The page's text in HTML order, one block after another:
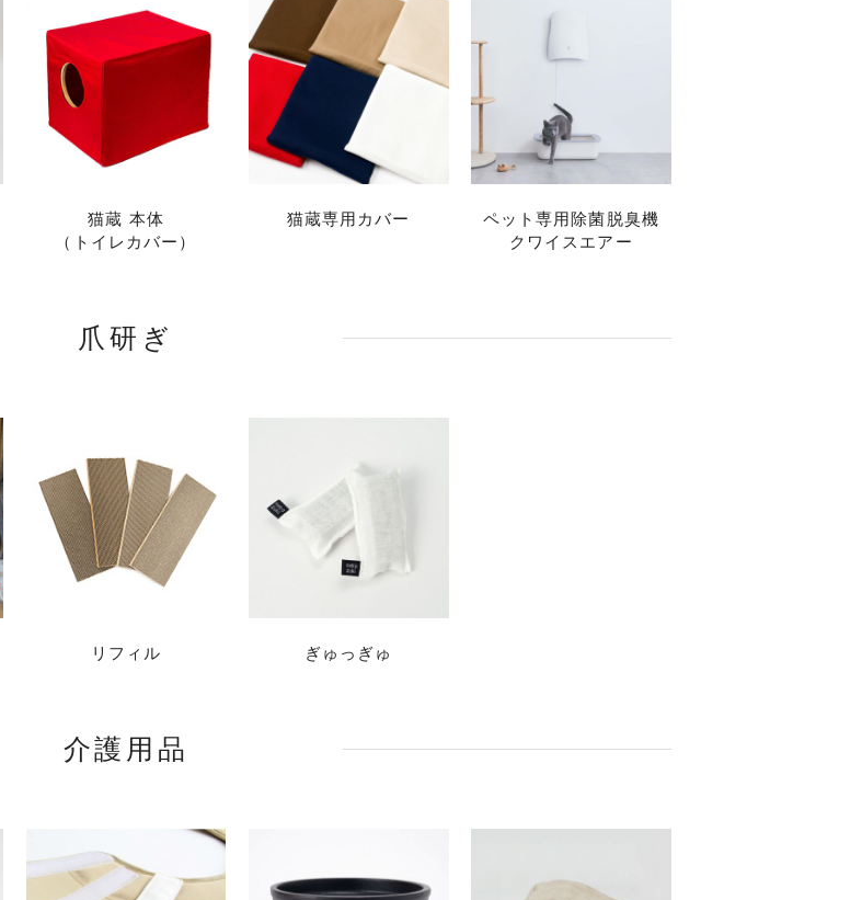
猫蔵 本体
（トイレカバー）
猫蔵専用カバー
ペット専用除菌脱臭機
クワイスエアー
爪研ぎ
リフィル ぎゅっぎゅ
介護用品